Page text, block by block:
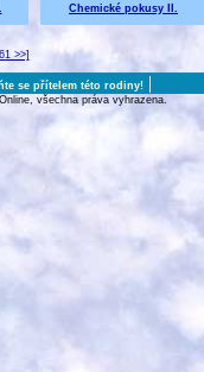
Chemické pokusy II.
>>]
se přítelem této rodiny! |
všechna práva vyhrazena.